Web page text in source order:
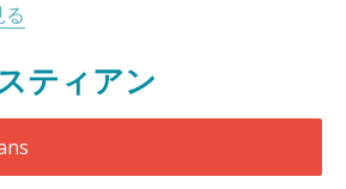
ティアン